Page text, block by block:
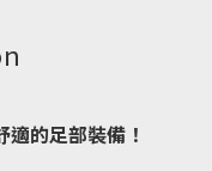
適的足部裝備！